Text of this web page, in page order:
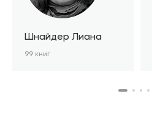
Шнайдер Лиана
99 книг